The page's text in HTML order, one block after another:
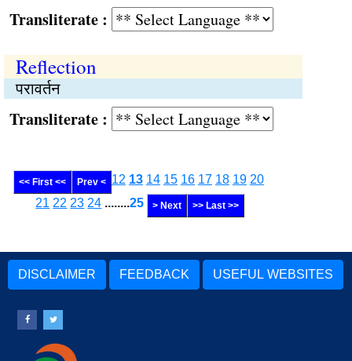
:
Reflection
परावर्तन
:
<< First << Prev < 12 13 14 15 16 17 18 19 20
21 22 23 24 ........25 > Next >> Last >>
DISCLAIMER FEEDBACK USEFUL WEBSITES